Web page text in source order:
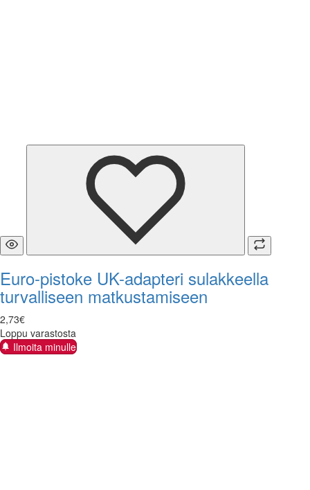
Euro-pistoke UK-adapteri sulakkeella
turvalliseen matkustamiseen
2,73€
Loppu varastosta
Ilmoita minulle